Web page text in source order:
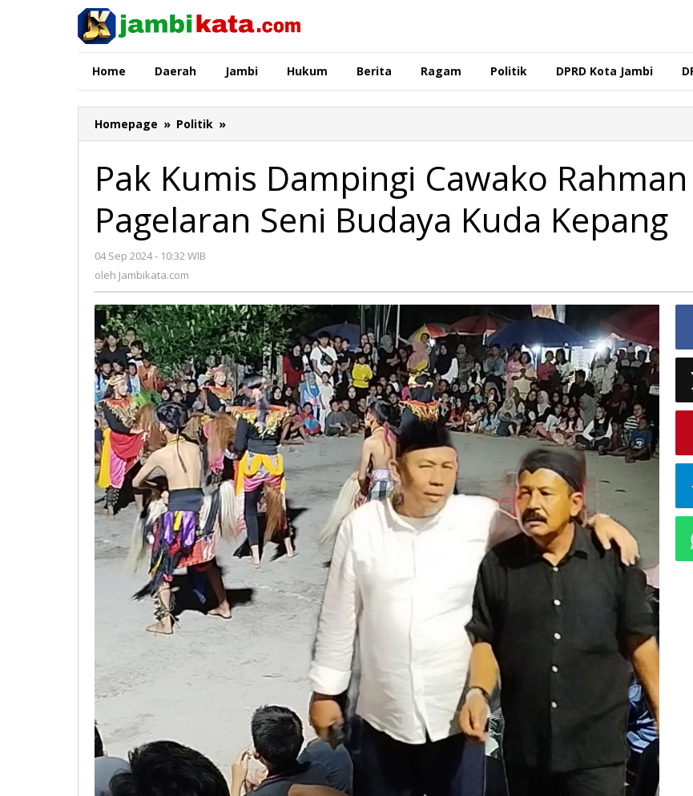
Home Daerah Jambi Hukum Berita Ragam Politik DPRD Kota Jambi
Homepage » Politik »
Kumis
Cawako
Rahman
Pagelaran
Kepang
Pak Kumis Dampingi Cawako
Pagelaran Seni Budaya Kuda Kepang
04 Sep 2024 - 10:32 WIB
oleh Jambikata.com